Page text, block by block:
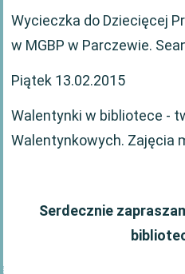
Wycieczka do Dziecięcej
w MGBP w Parczewie.
Piątek 13.02.2015
Walentynki w bibliotece -
Walentynkowych. Zajęcia
Serdecznie